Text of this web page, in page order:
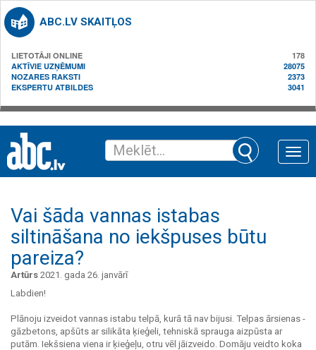
ABC.LV SKAITĻOS
LIETOTĀJI ONLINE
178
AKTĪVIE UZŅĒMUMI
28075
NOZARES RAKSTI
2373
EKSPERTU ATBILDES
3041
Toggle
Vai šāda vannas istabas
siltināšana no iekšpuses būtu
pareiza?
Artūrs 2021. gada 26. janvārī
Labdien!
Plānoju izveidot vannas istabu telpā, kurā tā nav bijusi. Telpas ārsienas -
gāzbetons, apšūts ar silikāta ķieģeli, tehniskā sprauga aizpūsta ar
putām. Iekšsiena viena ir ķieģeļu, otru vēl jāizveido. Domāju veidto koka